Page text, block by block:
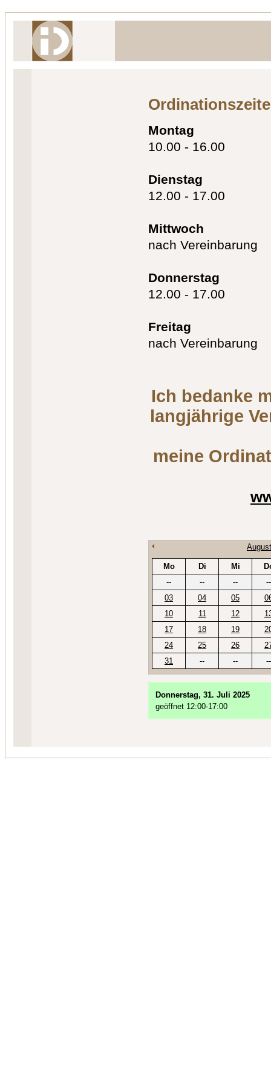
Montag
10.00 - 16.00
Dienstag
12.00 - 17.00
Mittwoch
nach Vereinbarung
Donnerstag
12.00 - 17.00
Freitag
nach Vereinbarung
Ich bedanke
langjährige
meine
Mo Di Mi
--
-- --
--
03
04 05
10
11 12
17
18 19
24
25 26
31
-- -- --
Donnerstag, 31. Juli 2025
geöffnet 12:00-17:00